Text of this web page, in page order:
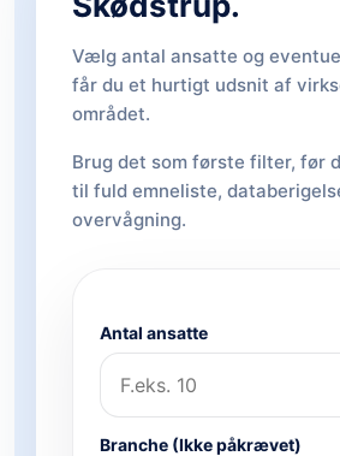
Vælg antal ansatte og
får du et hurtigt udsnit af
området.
Brug det som første filter, før
til fuld emneliste,
overvågning.
Antal ansatte
Branche (Ikke påkrævet)